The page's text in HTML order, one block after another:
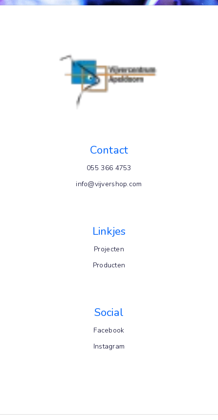
Contact
055 366 4753
info@vijvershop.com
Linkjes
Projecten
Producten
Social
Facebook
Instagram